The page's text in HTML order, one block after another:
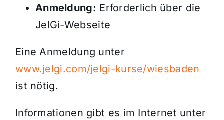
Anmeldung: Erforderlich über die
JelGi-Webseite
Eine Anmeldung unter
www.jelgi.com/jelgi-kurse/wiesbaden
ist nötig.
Informationen gibt es im Internet unter